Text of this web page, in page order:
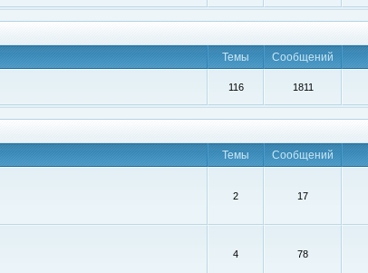
Темы Сообщений
116 1811
Темы Сообщений
2 17
4 78